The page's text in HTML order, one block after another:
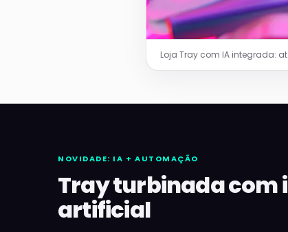
Loja Tray com IA integrada:
NOVIDADE: IA + AUTOMAÇÃO
Tray turbinada com
artificial